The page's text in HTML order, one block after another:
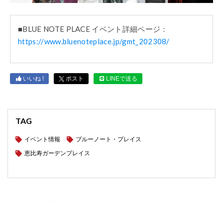
■BLUE NOTE PLACE イベント詳細ページ：
https://www.bluenoteplace.jp/gmt_202308/
いいね ! ポスト LINEで送る
TAG
イベント情報
ブルーノート・プレイス
恵比寿ガーデンプレイス